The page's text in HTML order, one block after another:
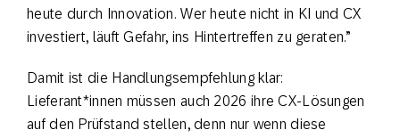
heute durch Innovation. Wer heute nicht in KI und CX
investiert, läuft Gefahr, ins Hintertreffen zu geraten.”
Damit ist die Handlungsempfehlung klar:
Lieferant*innen müssen auch 2026 ihre CX-Lösungen
auf den Prüfstand stellen, denn nur wenn diese